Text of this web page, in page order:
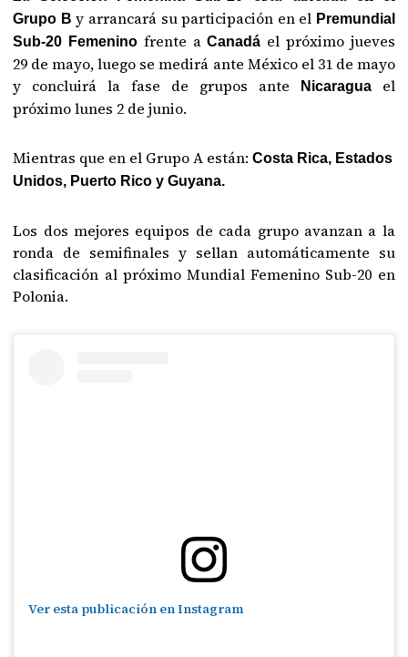
Grupo By arrancará su participación en el Premundial
Sub-20 Femenino frente aCanadá el próximo jueves
29 de mayo, luego se medirá ante México el 31 de mayo
y concluirá la fase de grupos ante
Nicaragua el
próximo lunes 2 de junio.
Mientras que en el Grupo A están:Costa Rica, Estados
Unidos, Puerto Rico y Guyana.
Los dos mejores equipos de cada grupo avanzan a la
ronda de semifinales y sellan automáticamente su
clasificación al próximo Mundial Femenino Sub-20 en
Polonia.
Ver esta publicación en Instagram